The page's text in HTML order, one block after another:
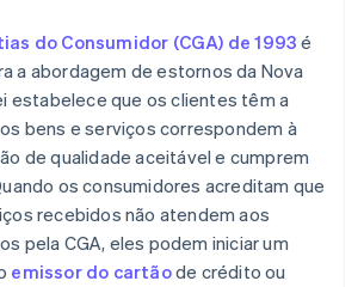
do Consumidor (CGA) de 1993 é
a abordagem de estornos da Nova
estabelece que os clientes têm a
bens e serviços correspondem à
de qualidade aceitável e cumprem
os consumidores acreditam que
recebidos não atendem aos
pela CGA, eles podem iniciar um
emissor do cartãode crédito ou